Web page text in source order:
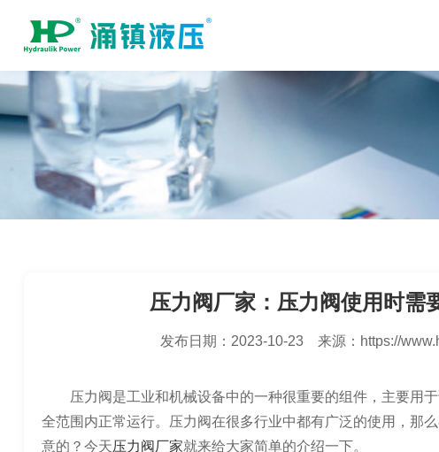
压力阀厂家：压力阀使用时需
发布日期： 2023-10-23 来源： https://
压力阀是工业和机械设备中的一种很重要的组件，主要用于
全范围内正常运行。压力阀在很多行业中都有广泛的使用，那
意的？今天压力阀厂家就来给大家简单的介绍一下。